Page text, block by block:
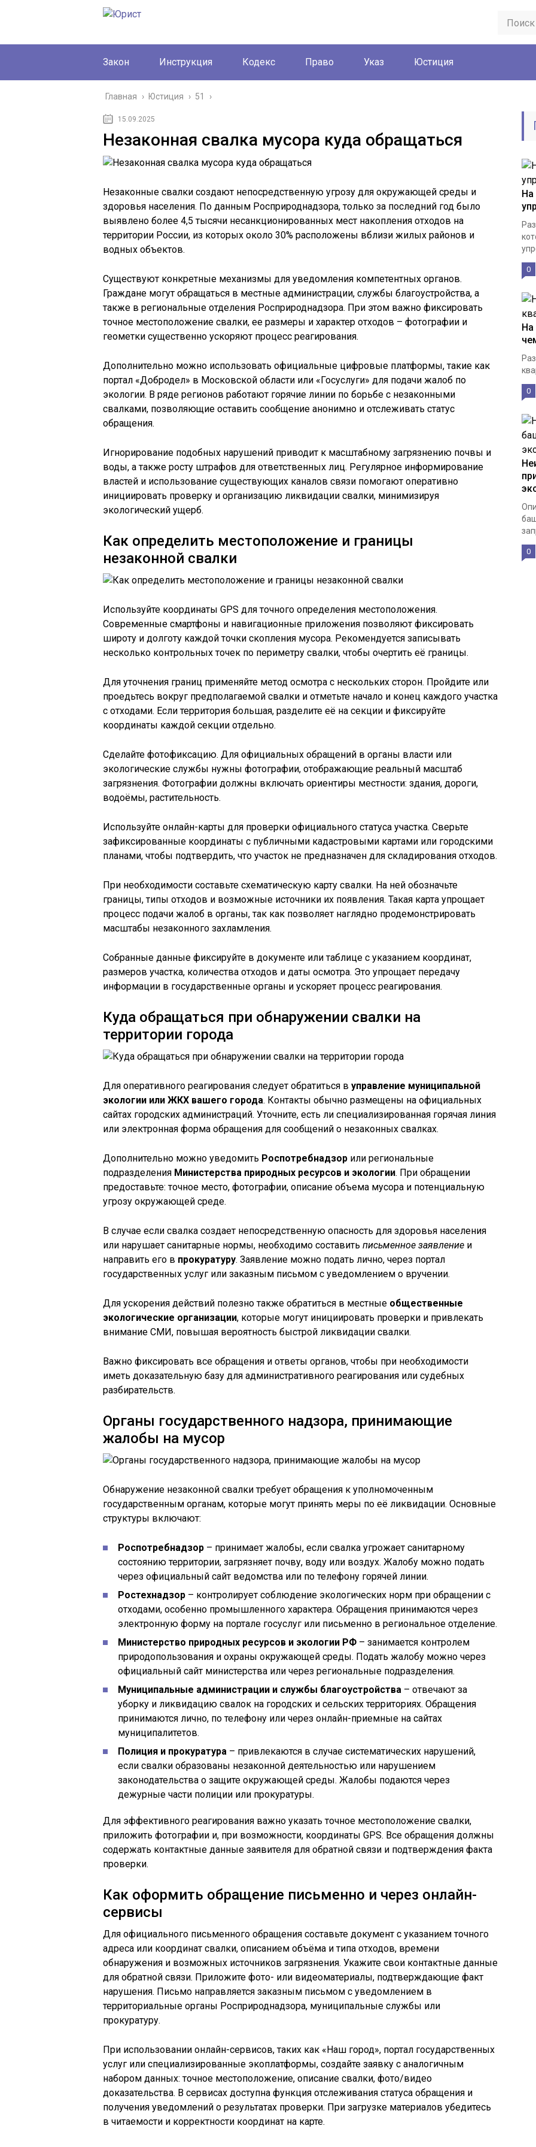
Закон Инструкция Кодекс Право Указ Юстиция
Главная › Юстиция › 51 ›
15.09.2025
Незаконная свалка мусора куда обращаться
Незаконные свалки создают непосредственную угрозу для окружающей среды и
здоровья населения. По данным Росприроднадзора, только за последний год было
выявлено более 4,5 тысячи несанкционированных мест накопления отходов на
территории России, из которых около 30% расположены вблизи жилых районов и
водных объектов.
Существуют конкретные механизмы для уведомления компетентных органов.
Граждане могут обращаться в местные администрации, службы благоустройства, а
также в региональные отделения Росприроднадзора. При этом важно фиксировать
точное местоположение свалки, ее размеры и характер отходов – фотографии и
геометки существенно ускоряют процесс реагирования.
Дополнительно можно использовать официальные цифровые платформы, такие как
портал «Добродел» в Московской области или «Госуслуги» для подачи жалоб по
экологии. В ряде регионов работают горячие линии по борьбе с незаконными
свалками, позволяющие оставить сообщение анонимно и отслеживать статус
обращения.
Игнорирование подобных нарушений приводит к масштабному загрязнению почвы и
воды, а также росту штрафов для ответственных лиц. Регулярное информирование
властей и использование существующих каналов связи помогают оперативно
инициировать проверку и организацию ликвидации свалки, минимизируя
экологический ущерб.
Как определить местоположение и границы
незаконной свалки
Используйте координаты GPS для точного определения местоположения.
Современные смартфоны и навигационные приложения позволяют фиксировать
широту и долготу каждой точки скопления мусора. Рекомендуется записывать
несколько контрольных точек по периметру свалки, чтобы очертить её границы.
Для уточнения границ применяйте метод осмотра с нескольких сторон. Пройдите или
проедьтесь вокруг предполагаемой свалки и отметьте начало и конец каждого участка
с отходами. Если территория большая, разделите её на секции и фиксируйте
координаты каждой секции отдельно.
Сделайте фотофиксацию. Для официальных обращений в органы власти или
экологические службы нужны фотографии, отображающие реальный масштаб
загрязнения. Фотографии должны включать ориентиры местности: здания, дороги,
водоёмы, растительность.
Используйте онлайн-карты для проверки официального статуса участка. Сверьте
зафиксированные координаты с публичными кадастровыми картами или городскими
планами, чтобы подтвердить, что участок не предназначен для складирования отходов.
При необходимости составьте схематическую карту свалки. На ней обозначьте
границы, типы отходов и возможные источники их появления. Такая карта упрощает
процесс подачи жалоб в органы, так как позволяет наглядно продемонстрировать
масштабы незаконного захламления.
Собранные данные фиксируйте в документе или таблице с указанием координат,
размеров участка, количества отходов и даты осмотра. Это упрощает передачу
информации в государственные органы и ускоряет процесс реагирования.
Куда обращаться при обнаружении свалки на
территории города
Для оперативного реагирования следует обратиться в управление муниципальной
экологии или ЖКХ вашего города. Контакты обычно размещены на официальных
сайтах городских администраций. Уточните, есть ли специализированная горячая линия
или электронная форма обращения для сообщений о незаконных свалках.
Дополнительно можно уведомить Роспотребнадзор или региональные
подразделения Министерства природных ресурсов и экологии. При обращении
предоставьте: точное место, фотографии, описание объема мусора и потенциальную
угрозу окружающей среде.
В случае если свалка создает непосредственную опасность для здоровья населения
или нарушает санитарные нормы, необходимо составить письменное заявление и
направить его в прокуратуру. Заявление можно подать лично, через портал
государственных услуг или заказным письмом с уведомлением о вручении.
Для ускорения действий полезно также обратиться в местные общественные
экологические организации, которые могут инициировать проверки и привлекать
внимание СМИ, повышая вероятность быстрой ликвидации свалки.
Важно фиксировать все обращения и ответы органов, чтобы при необходимости
иметь доказательную базу для административного реагирования или судебных
разбирательств.
Органы государственного надзора, принимающие
жалобы на мусор
Обнаружение незаконной свалки требует обращения к уполномоченным
государственным органам, которые могут принять меры по её ликвидации. Основные
структуры включают:
Роспотребнадзор – принимает жалобы, если свалка угрожает санитарному
состоянию территории, загрязняет почву, воду или воздух. Жалобу можно подать
через официальный сайт ведомства или по телефону горячей линии.
Ростехнадзор – контролирует соблюдение экологических норм при обращении с
отходами, особенно промышленного характера. Обращения принимаются через
электронную форму на портале госуслуг или письменно в региональное отделение.
Министерство природных ресурсов и экологии РФ – занимается контролем
природопользования и охраны окружающей среды. Подать жалобу можно через
официальный сайт министерства или через региональные подразделения.
Муниципальные администрации и службы благоустройства – отвечают за
уборку и ликвидацию свалок на городских и сельских территориях. Обращения
принимаются лично, по телефону или через онлайн-приемные на сайтах
муниципалитетов.
Полиция и прокуратура – привлекаются в случае систематических нарушений,
если свалки образованы незаконной деятельностью или нарушением
законодательства о защите окружающей среды. Жалобы подаются через
дежурные части полиции или прокуратуры.
Для эффективного реагирования важно указать точное местоположение свалки,
приложить фотографии и, при возможности, координаты GPS. Все обращения должны
содержать контактные данные заявителя для обратной связи и подтверждения факта
проверки.
Как оформить обращение письменно и через онлайн-
сервисы
Для официального письменного обращения составьте документ с указанием точного
адреса или координат свалки, описанием объёма и типа отходов, времени
обнаружения и возможных источников загрязнения. Укажите свои контактные данные
для обратной связи. Приложите фото- или видеоматериалы, подтверждающие факт
нарушения. Письмо направляется заказным письмом с уведомлением в
территориальные органы Росприроднадзора, муниципальные службы или
прокуратуру.
При использовании онлайн-сервисов, таких как «Наш город», портал государственных
услуг или специализированные экоплатформы, создайте заявку с аналогичным
набором данных: точное местоположение, описание свалки, фото/видео
доказательства. В сервисах доступна функция отслеживания статуса обращения и
получения уведомлений о результатах проверки. При загрузке материалов убедитесь
в читаемости и корректности координат на карте.
На
0
На
0
0